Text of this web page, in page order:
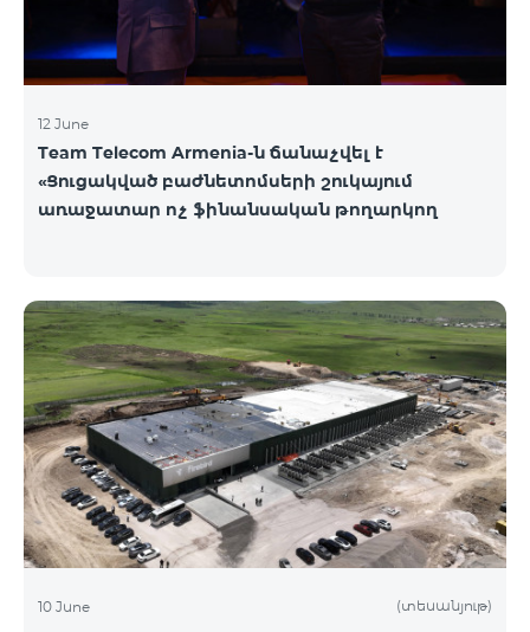
12 June
Team Telecom Armenia-ն ճանաչվել է
«Ցուցակված բաժնետոմսերի շուկայում
առաջատար ոչ ֆինանսական թողարկող
10 June (տեսանյութ)